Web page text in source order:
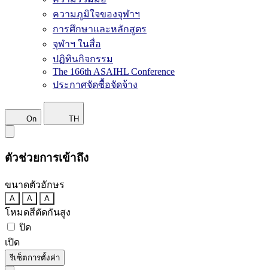
ความภูมิใจของจุฬาฯ
การศึกษาและหลักสูตร
จุฬาฯ ในสื่อ
ปฏิทินกิจกรรม
The 166th ASAIHL Conference
ประกาศจัดซื้อจัดจ้าง
On TH
ตัวช่วยการเข้าถึง
ขนาดตัวอักษร
A A A
โหมดสีตัดกันสูง
ปิด
เปิด
รีเซ็ตการตั้งค่า